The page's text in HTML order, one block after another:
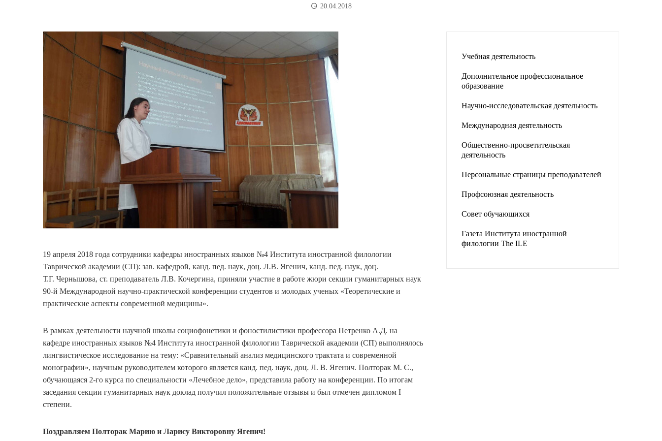
20.04.2018
19 апреля 2018 года сотрудники кафедры иностранных языков №4 Института иностранной филологии
Таврической академии (СП): зав. кафедрой, канд. пед. наук, доц. Л.В. Ягенич, канд. пед. наук, доц.
Т.Г. Чернышова, ст. преподаватель Л.В. Кочергина, приняли участие в работе жюри секции гуманитарных наук
90-й Международной научно-практической конференции студентов и молодых ученых «Теоретические и
практические аспекты современной медицины».
В рамках деятельности научной школы социофонетики и фоностилистики профессора Петренко А.Д. на
кафедре иностранных языков №4 Института иностранной филологии Таврической академии (СП) выполнялось
лингвистическое исследование на тему: «Сравнительный анализ медицинского трактата и современной
монографии», научным руководителем которого является канд. пед. наук, доц. Л. В. Ягенич. Полторак М. С.,
обучающаяся 2-го курса по специальности «Лечебное дело», представила работу на конференции. По итогам
заседания секции гуманитарных наук доклад получил положительные отзывы и был отмечен дипломом I
степени.
Поздравляем Полторак Марию и Ларису Викторовну Ягенич!
Учебная деятельность
Дополнительное профессиональное
образование
Научно-исследовательская деятельность
Международная деятельность
Общественно-просветительская
деятельность
Персональные страницы преподавателей
Профсоюзная деятельность
Совет обучающихся
Газета Института иностранной
филологии The ILE